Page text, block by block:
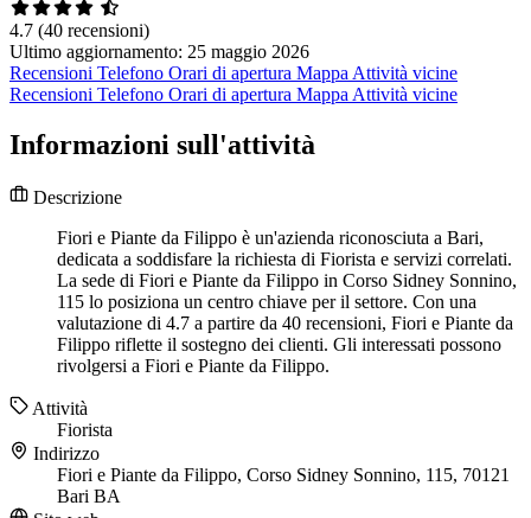
4.7 (40 recensioni)
Ultimo aggiornamento: 25 maggio 2026
Recensioni Telefono Orari di apertura Mappa Attività vicine
Recensioni Telefono Orari di apertura Mappa Attività vicine
Informazioni sull'attività
Descrizione
Fiori e Piante da Filippo è un'azienda riconosciuta a Bari,
dedicata a soddisfare la richiesta di Fiorista e servizi correlati.
La sede di Fiori e Piante da Filippo in Corso Sidney Sonnino,
115 lo posiziona un centro chiave per il settore. Con una
valutazione di 4.7 a partire da 40 recensioni, Fiori e Piante da
Filippo riflette il sostegno dei clienti. Gli interessati possono
rivolgersi a Fiori e Piante da Filippo.
Attività
Fiorista
Indirizzo
Fiori e Piante da Filippo, Corso Sidney Sonnino, 115, 70121
Bari BA